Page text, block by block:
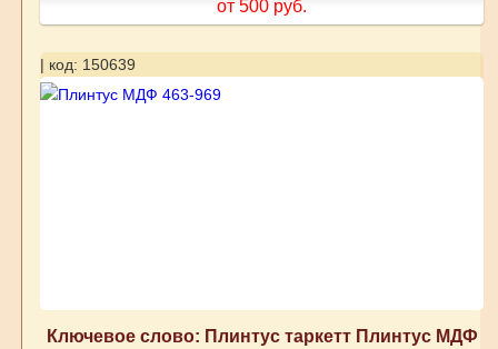
от 500 руб.
| код: 150639
Ключевое слово: Плинтус таркетт Плинтус МДФ